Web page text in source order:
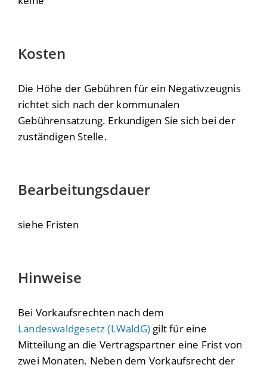
Kosten
Die Höhe der Gebühren für ein Negativzeugnis
richtet sich nach der kommunalen
Gebührensatzung. Erkundigen Sie sich bei der
zuständigen Stelle.
Bearbeitungsdauer
siehe Fristen
Hinweise
Bei Vorkaufsrechten nach dem
Landeswaldgesetz (LWaldG) gilt für eine
Mitteilung an die Vertragspartner eine Frist von
zwei Monaten. Neben dem Vorkaufsrecht der